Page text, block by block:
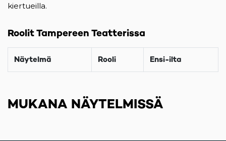
kiertueilla.
Roolit Tampereen Teatterissa
Näytelmä Rooli Ensi-ilta
MUKANA NÄYTELMISSÄ